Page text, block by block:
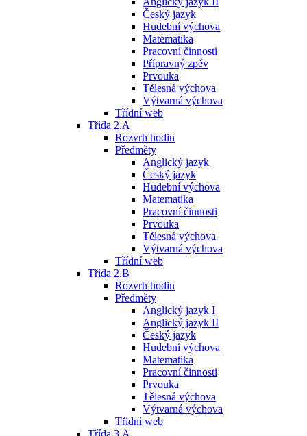
Český jazyk
Hudební výchova
Matematika
Pracovní činnosti
Přípravný zpěv
Prvouka
Tělesná výchova
Výtvarná výchova
Třídní web
Třída 2.A
Rozvrh hodin
Předměty
Anglický jazyk
Český jazyk
Hudební výchova
Matematika
Pracovní činnosti
Prvouka
Tělesná výchova
Výtvarná výchova
Třídní web
Třída 2.B
Rozvrh hodin
Předměty
Anglický jazyk I
Anglický jazyk II
Český jazyk
Hudební výchova
Matematika
Pracovní činnosti
Prvouka
Tělesná výchova
Výtvarná výchova
Třídní web
Třída 3.A